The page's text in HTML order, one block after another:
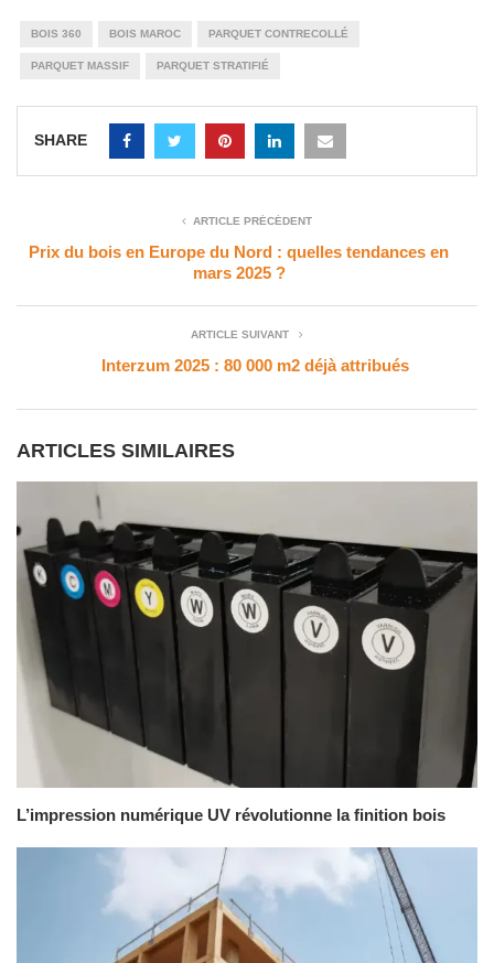
BOIS 360 BOIS MAROC PARQUET CONTRECOLLÉ
PARQUET MASSIF PARQUET STRATIFIÉ
SHARE
ARTICLE PRÉCÉDENT
Prix du bois en Europe du Nord : quelles tendances en
mars 2025 ?
ARTICLE SUIVANT
Interzum 2025 : 80 000 m2 déjà attribués
ARTICLES SIMILAIRES
L’impression numérique UV révolutionne la finition bois